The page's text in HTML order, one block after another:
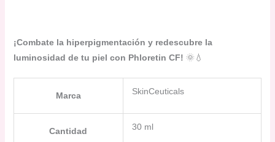
¡Combate la hiperpigmentación y redescubre la
luminosidad de tu piel con Phloretin CF! 🌞💧
Marca SkinCeuticals
Cantidad 30 ml